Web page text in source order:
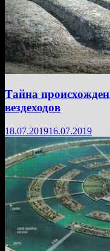
Тайна
вездеходов
18.07.201916.07.2019